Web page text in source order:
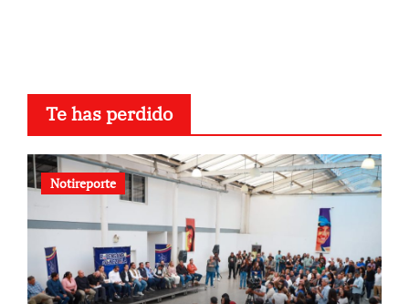
Te has perdido
Notireporte